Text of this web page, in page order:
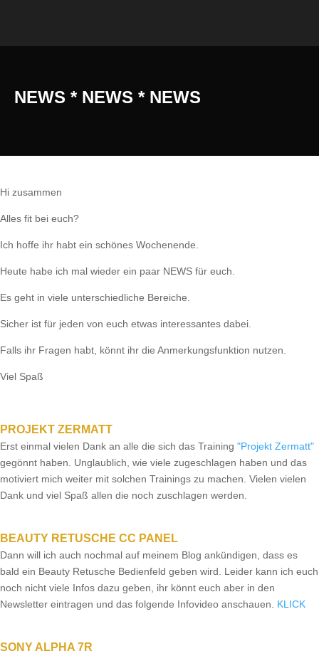
NEWS * NEWS * NEWS
Hi zusammen
Alles fit bei euch?
Ich hoffe ihr habt ein schönes Wochenende.
Heute habe ich mal wieder ein paar NEWS für euch.
Es geht in viele unterschiedliche Bereiche.
Sicher ist für jeden von euch etwas interessantes dabei.
Falls ihr Fragen habt, könnt ihr die Anmerkungsfunktion nutzen.
Viel Spaß
PROJEKT ZERMATT
Erst einmal vielen Dank an alle die sich das Training "Projekt Zermatt"
gegönnt haben. Unglaublich, wie viele zugeschlagen haben und das
motiviert mich weiter mit solchen Trainings zu machen. Vielen vielen
Dank und viel Spaß allen die noch zuschlagen werden.
BEAUTY RETUSCHE CC PANEL
Dann will ich auch nochmal auf meinem Blog ankündigen, dass es
bald ein Beauty Retusche Bedienfeld geben wird. Leider kann ich euch
noch nicht viele Infos dazu geben, ihr könnt euch aber in den
Newsletter eintragen und das folgende Infovideo anschauen. KLICK
SONY ALPHA 7R